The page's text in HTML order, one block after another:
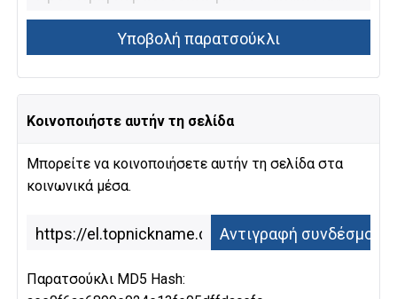
Κοινοποιήστε αυτήν τη σελίδα
Μπορείτε να κοινοποιήσετε αυτήν τη σελίδα στα
κοινωνικά μέσα.
Παρατσούκλι MD5 Hash: